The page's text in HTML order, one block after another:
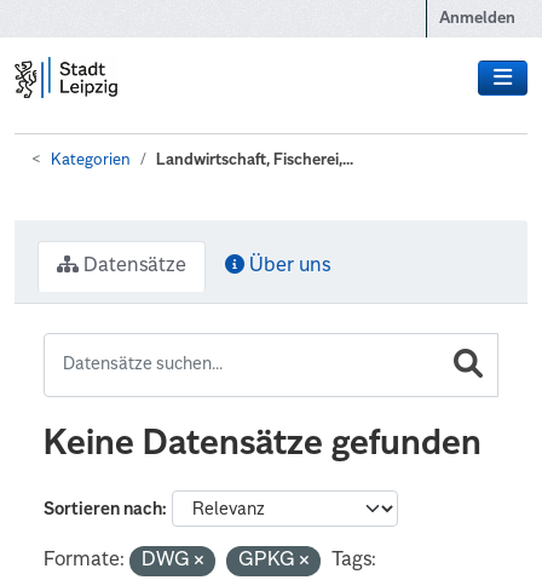
Anmelden
Kategorien Landwirtschaft, Fischerei,...
Datensätze Über uns
Keine Datensätze gefunden
Sortieren nach
Formate: DWG GPKG
Tags: